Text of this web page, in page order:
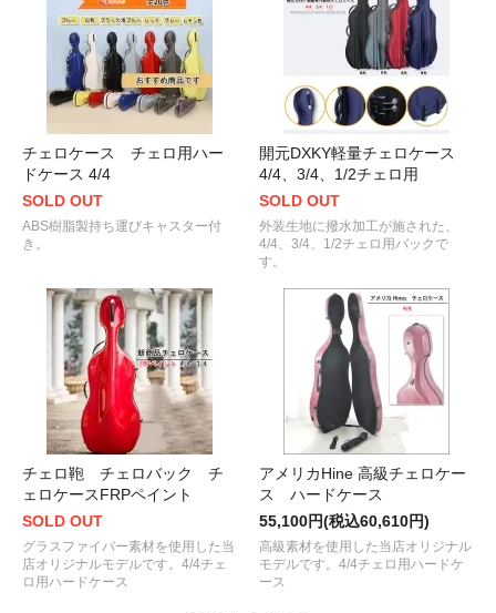
チェロケース チェロ用ハー
ドケース 4/4
SOLD OUT
ABS樹脂製持ち運びキャスター付
き。
開元DXKY軽量チェロケース
4/4、3/4、1/2チェロ用
SOLD OUT
外装生地に撥水加工が施された、
4/4、3/4、1/2チェロ用バックで
す。
チェロ鞄 チェロバック チ
ェロケースFRPペイント
SOLD OUT
グラスファイバー素材を使用した当
店オリジナルモデルです。4/4チェ
ロ用ハードケース
アメリカHine 高級チェロケー
ス ハードケース
55,100円(税込60,610円)
高級素材を使用した当店オリジナル
モデルです。4/4チェロ用ハードケ
ース